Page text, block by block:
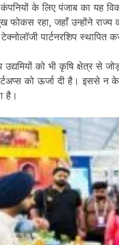
के लिए पंजाब का यह
फोकस रहा, जहाँ उन्होंने
पार्टनरशिप
को भी कृषि क्षेत्र से
को ऊर्जा दी है। इससे न
है।